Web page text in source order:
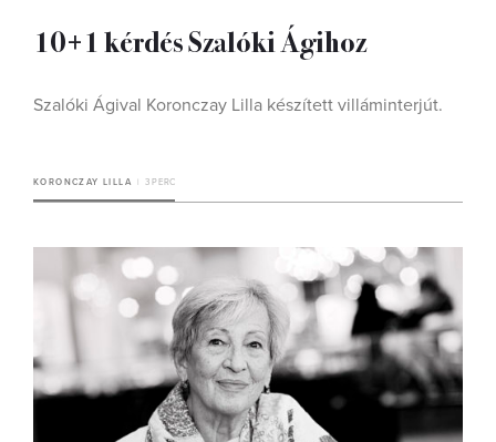
10+1 kérdés Szalóki Ágihoz
Szalóki Ágival Koronczay Lilla készített villáminterjút.
KORONCZAY LILLA 3 PERC